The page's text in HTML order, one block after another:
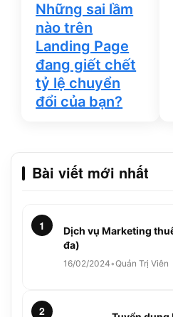
Những sai lầm
nào trên
Landing Page
đang giết chết
tỷ lệ chuyển
đổi của bạn?
Bài viết mới nhất
1
Dịch vụ Marketing
đa)
16/02/2024•Quản Trị Viên
2